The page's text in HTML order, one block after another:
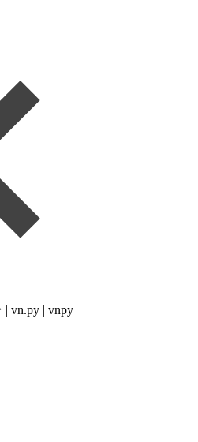
vn.py | vnpy